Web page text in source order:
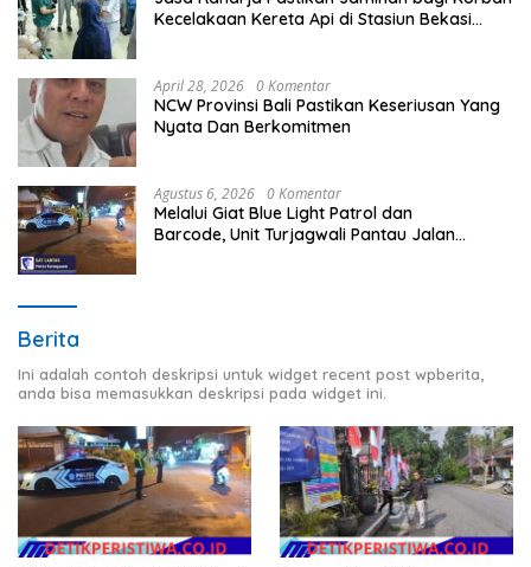
Kecelakaan Kereta Api di Stasiun Bekasi
April 28, 2026 0 Komentar
NCW Provinsi Bali Pastikan Keseriusan Yang
Nyata Dan Berkomitmen
Agustus 6, 2026 0 Komentar
Melalui Giat Blue Light Patrol dan
Barcode, Unit Turjagwali Pantau Jalan
Berita
Ini adalah contoh deskripsi untuk widget recent post wpberita,
anda bisa memasukkan deskripsi pada widget ini.